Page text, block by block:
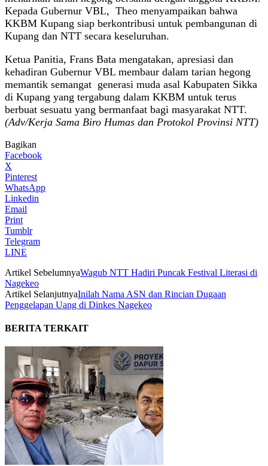
Kepada Gubernur VBL, Theo menyampaikan bahwa
KKBM Kupang siap berkontribusi untuk pembangunan di
Kupang dan NTT secara keseluruhan.
Ketua Panitia, Frans Bata mengatakan, apresiasi dan
kehadiran Gubernur VBL membaur dalam tarian hegong
memantik semangat generasi muda asal Kabupaten Sikka
di Kupang yang tergabung dalam KKBM untuk terus
berbuat sesuatu yang bermanfaat bagi masyarakat NTT.
(Adv/Kerja Sama Biro Humas dan Protokol Provinsi NTT)
Bagikan
Facebook
X
Pinterest
WhatsApp
Linkedin
Email
Print
Tumblr
Telegram
LINE
Artikel SebelumnyaWagub NTT Hadiri Puncak Festival Literasi di
Nagekeo
Artikel SelanjutnyaInilah Nama ASN dan Rincian Dugaan
Penggelapan Uang di Dinkes Nagekeo
BERITA TERKAIT